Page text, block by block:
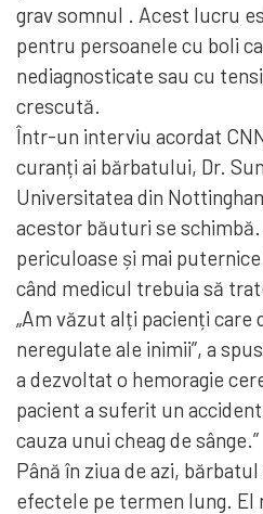
grav somnul . Acest lucru
pentru persoanele cu boli
nediagnosticate sau cu
crescută.
Într-un interviu acordat
curanți ai bărbatului, Dr.
Universitatea din
acestor băuturi se schimbă.
periculoase și mai
când medicul trebuia să
„Am văzut alți pacienți care
neregulate ale inimii”, a
a dezvoltat o hemoragie
pacient a suferit un
cauza unui cheag de sânge.”
Până în ziua de azi,
efectele pe termen lung. El